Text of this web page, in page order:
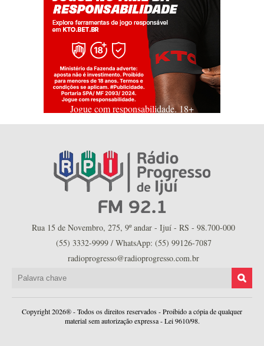
Jogue com responsabilidade. 18+
Rua 15 de Novembro, 275, 9º andar - Ijuí - RS - 98.700-000
(55) 3332-9999 / WhatsApp: (55) 99126-7087
radioprogresso@radioprogresso.com.br
Copyright 2026® - Todos os direitos reservados - Proibido a cópia de qualquer
material sem autorização expressa - Lei 9610/98.